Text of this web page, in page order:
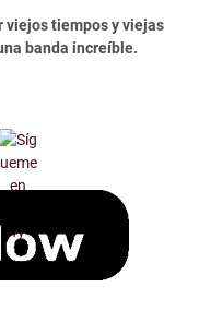
viejos tiempos y viejas
banda increíble.